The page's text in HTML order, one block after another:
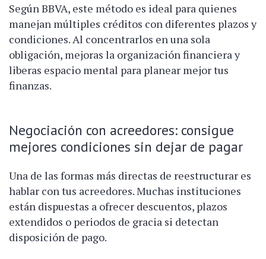
Según BBVA, este método es ideal para quienes
manejan múltiples créditos con diferentes plazos y
condiciones. Al concentrarlos en una sola
obligación, mejoras la organización financiera y
liberas espacio mental para planear mejor tus
finanzas.
Negociación con acreedores: consigue
mejores condiciones sin dejar de pagar
Una de las formas más directas de reestructurar es
hablar con tus acreedores. Muchas instituciones
están dispuestas a ofrecer descuentos, plazos
extendidos o periodos de gracia si detectan
disposición de pago.